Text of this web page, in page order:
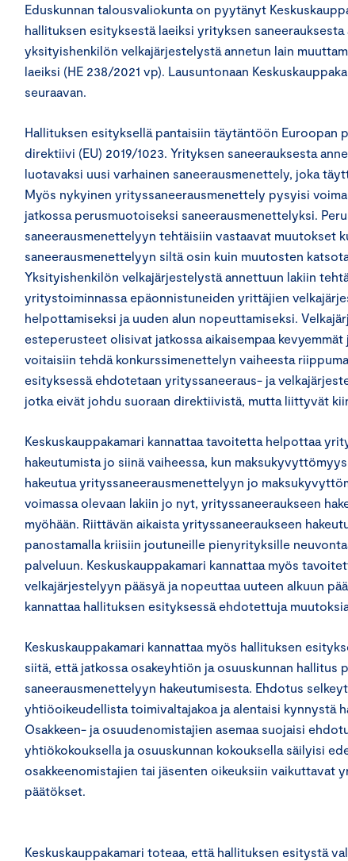
Eduskunnan talousvaliokunta on pyytänyt
hallituksen esityksestä laeiksi yrityksen saneerauksesta
yksityishenkilön velkajärjestelystä annetun lain
laeiksi (HE 238/2021 vp). Lausuntonaan
seuraavan.
Hallituksen esityksellä pantaisiin täytäntöön Euroopan
direktiivi (EU) 2019/1023. Yrityksen saneerauksesta
luotavaksi uusi varhainen saneerausmenettely, joka
Myös nykyinen yrityssaneerausmenettely pysyisi
jatkossa perusmuotoiseksi saneerausmenettelyksi.
saneerausmenettelyyn tehtäisiin vastaavat muutokset
saneerausmenettelyyn siltä osin kuin muutosten
Yksityishenkilön velkajärjestelystä annettuun lakiin
yritystoiminnassa epäonnistuneiden yrittäjien
helpottamiseksi ja uuden alun nopeuttamiseksi.
esteperusteet olisivat jatkossa aikaisempaa kevyemmät
voitaisiin tehdä konkurssimenettelyn vaiheesta
esityksessä ehdotetaan yrityssaneeraus- ja
jotka eivät johdu suoraan direktiivistä, mutta liittyvät
Keskuskauppakamari kannattaa tavoitetta helpottaa
hakeutumista jo siinä vaiheessa, kun
hakeutua yrityssaneerausmenettelyyn jo
voimassa olevaan lakiin jo nyt, yrityssaneeraukseen
myöhään. Riittävän aikaista yrityssaneeraukseen
panostamalla kriisiin joutuneille pienyrityksille
palveluun. Keskuskauppakamari kannattaa myös
velkajärjestelyyn pääsyä ja nopeuttaa uuteen alkuun
kannattaa hallituksen esityksessä ehdotettuja
Keskuskauppakamari kannattaa myös hallituksen
siitä, että jatkossa osakeyhtiön ja osuuskunnan hallitus
saneerausmenettelyyn hakeutumisesta. Ehdotus
yhtiöoikeudellista toimivaltajakoa ja alentaisi kynnystä
Osakkeen- ja osuudenomistajien asemaa suojaisi
yhtiökokouksella ja osuuskunnan kokouksella säilyisi
osakkeenomistajien tai jäsenten oikeuksiin vaikuttavat
päätökset.
Keskuskauppakamari toteaa, että hallituksen esitystä